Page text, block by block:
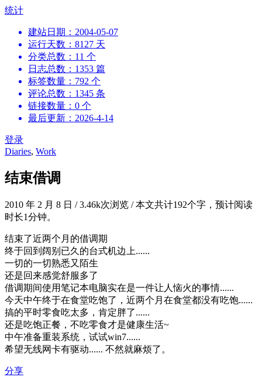
跳
统计
建站日期：2004-05-07
运行天数：8127 天
分类总数：11 个
日志总数：1353 篇
标签数量：792 个
评论总数：1345 条
链接数量：0 个
最后更新：2026-4-14
登录
Diaries, Work
结束借调
2010 年 2 月 8 日 /3.46k次浏览 /本文共计192个字，预计阅读
时长1分钟。
结束了近两个月的借调期
终于回到阔别已久的台式机边上......
一切的一切熟悉又陌生
还是回来感觉舒服多了
借调期间使用笔记本电脑实在是一件让人恼火的事情......
今天中午终于在食堂吃饱了，近两个月在食堂都没有吃饱......
搞的平时零食吃太多，肯定胖了......
还是吃饱正餐，不吃零食才是健康生活~
中午准备重装系统，试试win7......
希望无线网卡有驱动...... 不然就麻烦了。
分享